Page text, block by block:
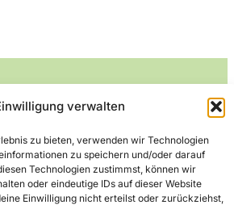
verwalten
zu bieten, verwenden wir Technologien
zu speichern und/oder darauf
Technologien zustimmst, können wir
oder eindeutige IDs auf dieser Website
Einwilligung nicht erteilst oder zurückziehst,
Leckerlife
essen – gesund leben.